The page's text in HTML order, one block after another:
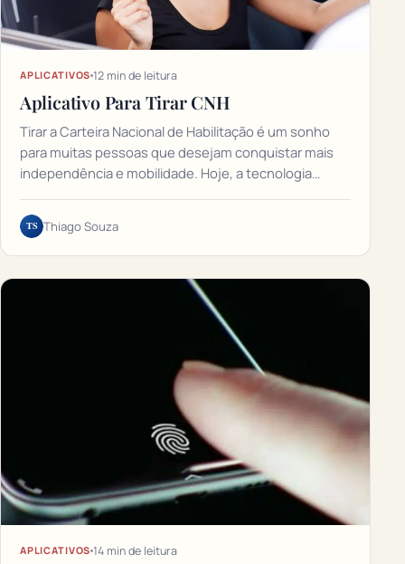
APLICATIVOS 12 min de leitura
Aplicativo Para Tirar CNH
Tirar a Carteira Nacional de Habilitação é um sonho
para muitas pessoas que desejam conquistar mais
independência e mobilidade. Hoje, a tecnologia…
TS Thiago Souza
APLICATIVOS 14 min de leitura